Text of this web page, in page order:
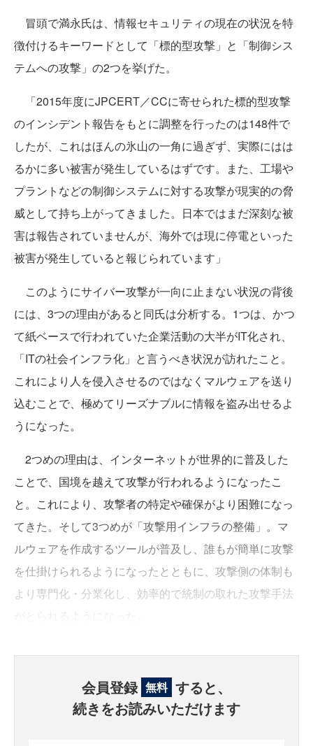
冒頭で満永氏は、情報セキュリティの現在の状況を特
徴付けるキーワードとして「標的型攻撃」と「制御シス
テムへの攻撃」の2つを挙げた。
「2015年度にJPCERT／CCに寄せられた標的型攻撃
のインシデント報告をもとに調整を行ったのは148件で
したが、これはほんの氷山の一角に過ぎず、実際にはは
るかに多い被害が発生しているはずです。また、工場や
プラントなどの制御システムに対する攻撃が現実的の脅
威として持ち上がってきました。日本ではまだ深刻な被
害は報告されていませんが、海外では現に停電といった
被害が発生していると報じられています」
このようにサイバー攻撃が一向に止まない状況の背後
には、3つの理由があると同氏は分析する。1つは、かつ
て紙ベースで行われていた企業活動の大半がIT化され、
「ITの社会インフラ化」と言うべき状況が訪れたこと。
これにより人を侵入させるのではなくマルウェアを送り
込むことで、極めてリーズナブルに情報を盗み出せるよ
うになった。
2つめの理由は、インターネットが世界的に普及した
ことで、国境を越えて攻撃が行われるようになったこ
と。これにより、攻撃者の特定や確保がより困難になっ
てきた。そして3つめが「攻撃用インフラの整備」。マ
ルウェアを作成するツールが普及し、誰もが簡単に攻撃
を仕掛けられるようになったとともに、攻撃側の体制も
より専門化・分業化し、効率的で統制の取れた攻撃手法
会員登録 無料 すると、
続きをお読みいただけます